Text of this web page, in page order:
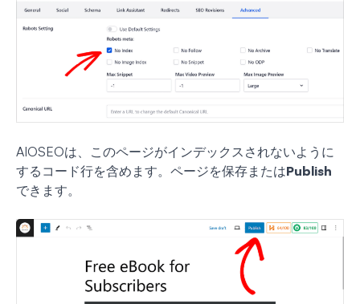
AIOSEOは、このページがインデックスされないように
するコード行を含めます。ページを保存またはPublish
できます。